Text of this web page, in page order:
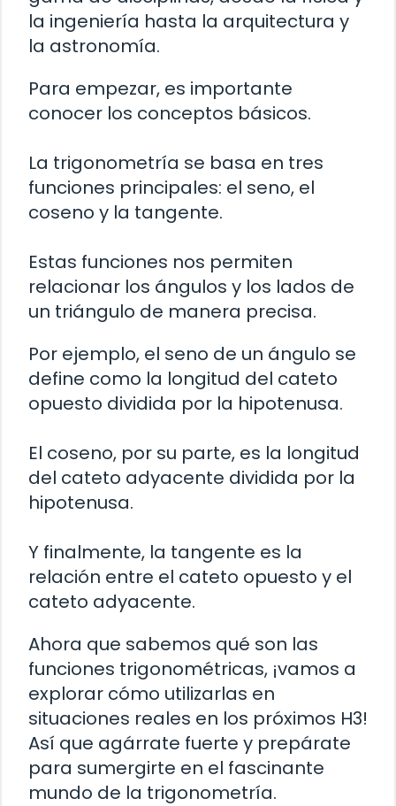
la ingeniería hasta la arquitectura y
la astronomía.
Para empezar, es importante
conocer los conceptos básicos.
La trigonometría se basa en tres
funciones principales: el seno, el
coseno y la tangente.
Estas funciones nos permiten
relacionar los ángulos y los lados de
un triángulo de manera precisa.
Por ejemplo, el seno de un ángulo se
define como la longitud del cateto
opuesto dividida por la hipotenusa.
El coseno, por su parte, es la longitud
del cateto adyacente dividida por la
hipotenusa.
Y finalmente, la tangente es la
relación entre el cateto opuesto y el
cateto adyacente.
Ahora que sabemos qué son las
funciones trigonométricas, ¡vamos a
explorar cómo utilizarlas en
situaciones reales en los próximos H3!
Así que agárrate fuerte y prepárate
para sumergirte en el fascinante
mundo de la trigonometría.